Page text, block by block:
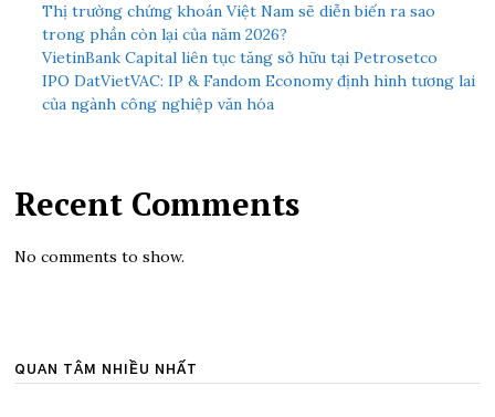
Thị trường chứng khoán Việt Nam sẽ diễn biến ra sao
trong phần còn lại của năm 2026?
VietinBank Capital liên tục tăng sở hữu tại Petrosetco
IPO DatVietVAC: IP & Fandom Economy định hình tương lai
của ngành công nghiệp văn hóa
Recent Comments
No comments to show.
QUAN TÂM NHIỀU NHẤT